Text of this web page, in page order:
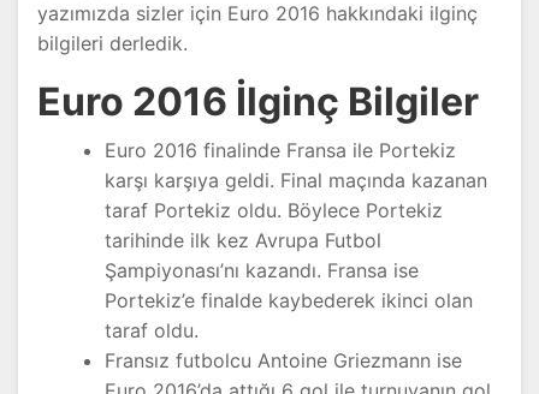
yazımızda sizler için Euro 2016 hakkındaki ilginç
bilgileri derledik.
Euro 2016 İlginç Bilgiler
Euro 2016 finalinde Fransa ile Portekiz
karşı karşıya geldi. Final maçında kazanan
taraf Portekiz oldu. Böylece Portekiz
tarihinde ilk kez Avrupa Futbol
Şampiyonası’nı kazandı. Fransa ise
Portekiz’e finalde kaybederek ikinci olan
taraf oldu.
Fransız futbolcu Antoine Griezmann ise